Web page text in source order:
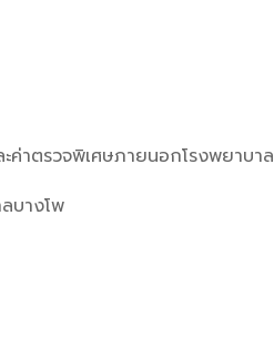
ค่าตรวจพิเศษภายนอกโรงพยาบาล
บางโพ